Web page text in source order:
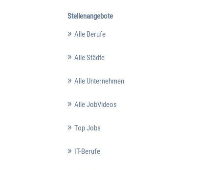
Stellenangebote
Alle Berufe
Alle Städte
Alle Unternehmen
Alle JobVideos
Top Jobs
IT-Berufe